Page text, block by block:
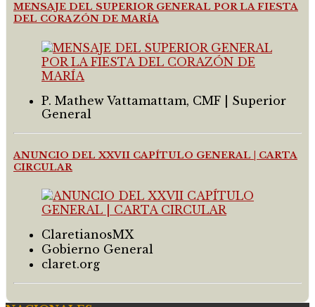
MENSAJE DEL SUPERIOR GENERAL POR LA FIESTA
DEL CORAZÓN DE MARÍA
P. Mathew Vattamattam, CMF | Superior
General
ANUNCIO DEL XXVII CAPÍTULO GENERAL | CARTA
CIRCULAR
ClaretianosMX
Gobierno General
claret.org